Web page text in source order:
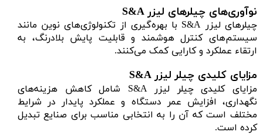
نوآوری‌های چیلرهای لیزر S&A
چیلرهای لیزر S&A با بهره‌گیری از تکنولوژی‌های نوین مانند
سیستم‌های کنترل هوشمند و قابلیت پایش بلادرنگ، به
ارتقاء عملکرد و کارایی کمک می‌کنند.
مزایای کلیدی چیلر لیزر S&A
مزایای کلیدی چیلر لیزر S&A شامل کاهش هزینه‌های
نگهداری، افزایش عمر دستگاه و عملکرد پایدار در شرایط
مختلف است که آن را به انتخابی مناسب برای صنایع تبدیل
کرده است.